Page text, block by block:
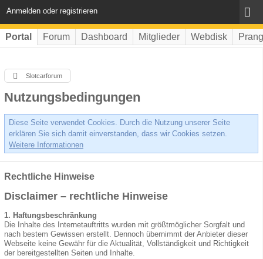
Anmelden oder registrieren
Portal Forum Dashboard Mitglieder Webdisk
Slotcarforum
Nutzungsbedingungen
Diese Seite verwendet Cookies. Durch die Nutzung unserer Seite
erklären Sie sich damit einverstanden, dass wir Cookies setzen.
Weitere Informationen
Rechtliche Hinweise
Disclaimer – rechtliche Hinweise
1. Haftungsbeschränkung
Die Inhalte des Internetauftritts wurden mit größtmöglicher Sorgfalt und
nach bestem Gewissen erstellt. Dennoch übernimmt der Anbieter dieser
Webseite keine Gewähr für die Aktualität, Vollständigkeit und Richtigkeit
der bereitgestellten Seiten und Inhalte.